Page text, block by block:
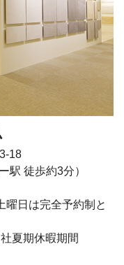
18
駅 徒歩約3分）
日は完全予約制と
夏期休暇期間